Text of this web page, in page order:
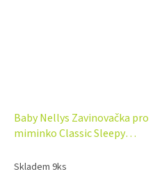
Baby Nellys Zavinovačka pro
miminko Classic Sleepy
Skladem 9ks